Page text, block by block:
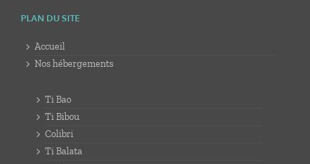
PLAN DU SITE
Accueil
Nos hébergements
Ti Bao
Ti Bibou
Colibri
Ti Balata